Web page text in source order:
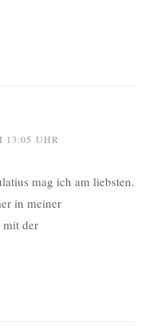
13:05 UHR
mag ich am liebsten.
in meiner
der